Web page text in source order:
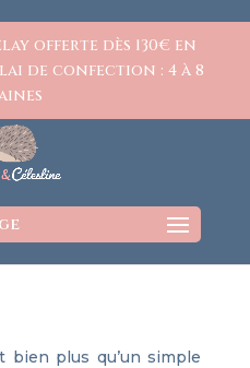
offerte dès 130€ en
de confection : 4 à 8
bien plus qu’un simple